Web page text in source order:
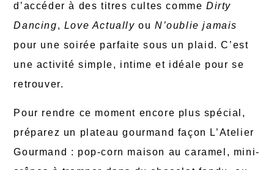
d’accéder à des titres cultes commeDirty
Dancing, Love Actually ouN’oublie jamais
pour une soirée parfaite sous un plaid. C’est
une activité simple, intime et idéale pour se
retrouver.
Pour rendre ce moment encore plus spécial,
préparez un plateau gourmand façon L’Atelier
Gourmand : pop-corn maison au caramel, mini-